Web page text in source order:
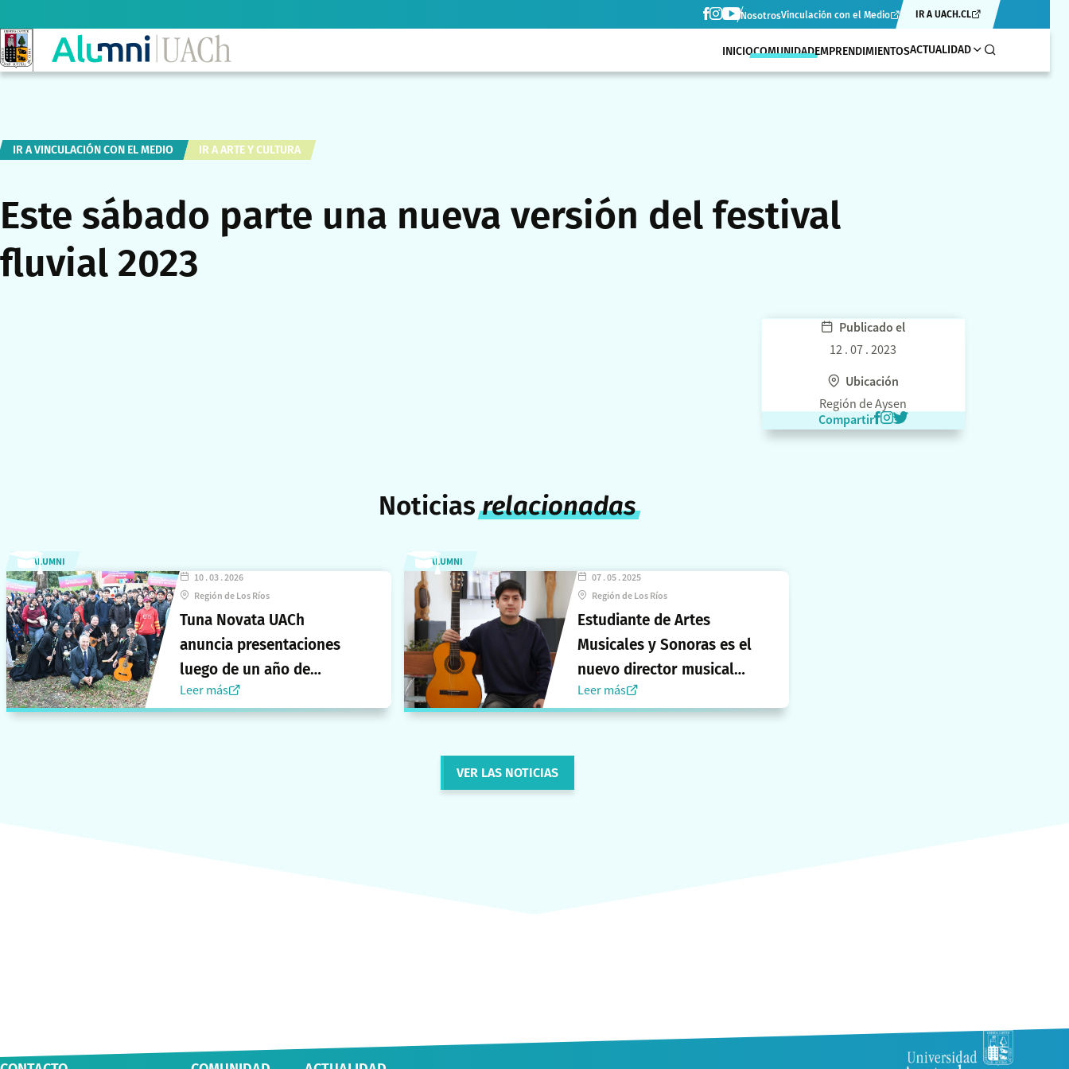
NosotrosVinculación con el Medio IR A UACH.CL
INICIOCOMUNIDADEMPRENDIMIENTOSACTUALIDAD
IR A VINCULACIÓN CON EL MEDIO IR A ARTE Y CULTURA
Este sábado parte una nueva versión del festival
fluvial 2023
Publicado el
12 . 07 . 2023
Ubicación
Región de Aysen
Compartir
Noticiasrelacionadas
ALUMNI
10 . 03 . 2026
Región de Los Ríos
Tuna Novata UACh
anuncia presentaciones
luego de un año de
consolidación
Leer más
ALUMNI
07 . 05 . 2025
Región de Los Ríos
Estudiante de Artes
Musicales y Sonoras es el
nuevo director musical
del BAFUACh
Leer más
VER LAS NOTICIAS